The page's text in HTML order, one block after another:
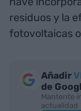
residuos y la
fotovoltaicas
Añadir
de
Mantente
actualidad